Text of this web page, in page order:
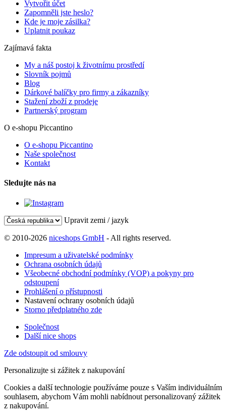
Vytvořit účet
Zapomněli jste heslo?
Kde je moje zásilka?
Uplatnit poukaz
Zajímavá fakta
My a náš postoj k životnímu prostředí
Slovník pojmů
Blog
Dárkové balíčky pro firmy a zákazníky
Stažení zboží z prodeje
Partnerský program
O e-shopu Piccantino
O e-shopu Piccantino
Naše společnost
Kontakt
Sledujte nás na
Upravit zemi / jazyk
© 2010-2026 niceshops GmbH - All rights reserved.
Impresum a uživatelské podmínky
Ochrana osobních údajů
Všeobecné obchodní podmínky (VOP) a pokyny pro
odstoupení
Prohlášení o přístupnosti
Nastavení ochrany osobních údajů
Storno předplatného zde
Společnost
Další nice shops
Zde odstoupit od smlouvy
Personalizujte si zážitek z nakupování
Cookies a další technologie používáme pouze s Vaším individuálním
souhlasem, abychom Vám mohli nabídnout personalizovaný zážitek
z nakupování.